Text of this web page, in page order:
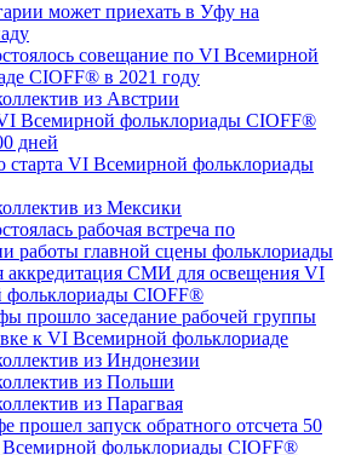
может приехать в Уфу на
совещание по VI Всемирной
CIOFF® в 2021 году
из Австрии
Всемирной фольклориады CIOFF®️
дней
старта VI Всемирной фольклориады
из Мексики
рабочая встреча по
работы главной сцены фольклориады
аккредитация СМИ для освещения VI
фольклориады CIOFF®
прошло заседание рабочей группы
к VI Всемирной фольклориаде
из Индонезии
из Польши
из Парагвая
прошел запуск обратного отсчета 50
фольклориады CIOFF®